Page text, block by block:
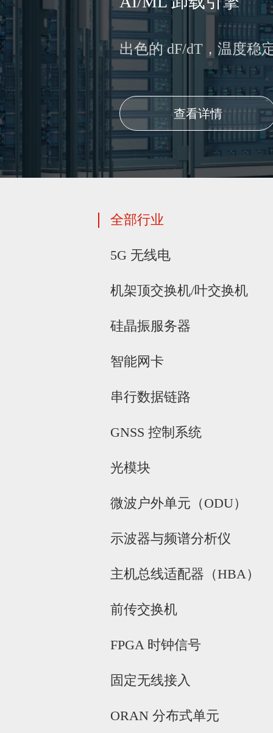
出色的 dF/dT，温度稳
查看详情
全部行业
5G 无线电
机架顶交换机/叶交换机
硅晶振服务器
智能网卡
串行数据链路
GNSS 控制系统
光模块
微波户外单元（ODU）
示波器与频谱分析仪
主机总线适配器（HBA）
前传交换机
FPGA 时钟信号
固定无线接入
ORAN 分布式单元